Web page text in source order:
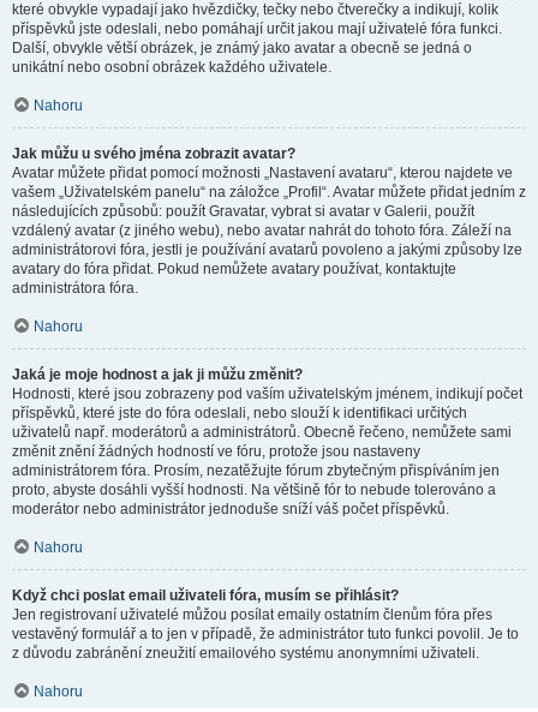
které obvykle vypadají jako hvězdičky, tečky nebo čtverečky a indikují, kolik
příspěvků jste odeslali, nebo pomáhají určit jakou mají uživatelé fóra funkci.
Další, obvykle větší obrázek, je známý jako avatar a obecně se jedná o
unikátní nebo osobní obrázek každého uživatele.
Nahoru
Jak můžu u svého jména zobrazit avatar?
Avatar můžete přidat pomocí možnosti „Nastavení avataru“, kterou najdete ve
vašem „Uživatelském panelu“ na záložce „Profil“. Avatar můžete přidat jedním z
následujících způsobů: použít Gravatar, vybrat si avatar v Galerii, použít
vzdálený avatar (z jiného webu), nebo avatar nahrát do tohoto fóra. Záleží na
administrátorovi fóra, jestli je používání avatarů povoleno a jakými způsoby lze
avatary do fóra přidat. Pokud nemůžete avatary používat, kontaktujte
administrátora fóra.
Nahoru
Jaká je moje hodnost a jak ji můžu změnit?
Hodnosti, které jsou zobrazeny pod vaším uživatelským jménem, indikují počet
příspěvků, které jste do fóra odeslali, nebo slouží k identifikaci určitých
uživatelů např. moderátorů a administrátorů. Obecně řečeno, nemůžete sami
změnit znění žádných hodností ve fóru, protože jsou nastaveny
administrátorem fóra. Prosím, nezatěžujte fórum zbytečným přispíváním jen
proto, abyste dosáhli vyšší hodnosti. Na většině fór to nebude tolerováno a
moderátor nebo administrátor jednoduše sníží váš počet příspěvků.
Nahoru
Když chci poslat email uživateli fóra, musím se přihlásit?
Jen registrovaní uživatelé můžou posílat emaily ostatním členům fóra přes
vestavěný formulář a to jen v případě, že administrátor tuto funkci povolil. Je to
z důvodu zabránění zneužití emailového systému anonymními uživateli.
Nahoru